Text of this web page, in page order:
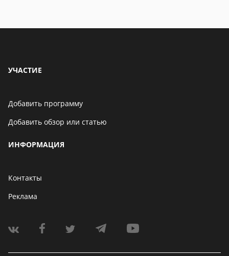
УЧАСТИЕ
Добавить программу
Добавить обзор или статью
ИНФОРМАЦИЯ
Контакты
Реклама